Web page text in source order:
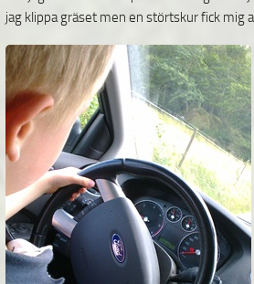
jag klippa gräset men en störtskur fick mig